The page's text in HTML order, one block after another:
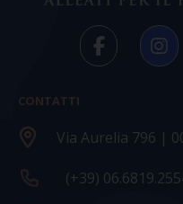
CONTATTI
Via Aurelia 796 |
(+39)